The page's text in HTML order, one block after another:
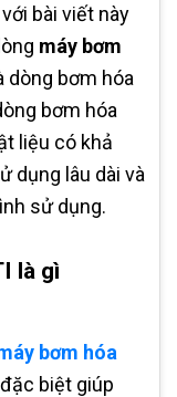
bài viết này
máy bơm
dòng bơm hóa
bơm hóa
liệu có khả
dụng lâu dài và
sử dụng.
là gì
bơm hóa
biệt giúp